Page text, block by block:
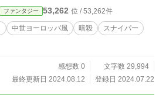
ファンタジー 53,262 位 / 53,262件
中世ヨーロッパ風 暗殺
スナイパー
感想数 0
文字数 29,994
最終更新日 2024.08.12
登録日 2024.07.22